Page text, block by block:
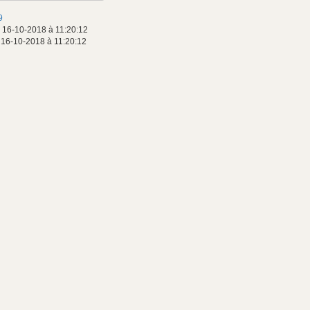
16-10-2018 à 11:20:12
16-10-2018 à 11:20:12